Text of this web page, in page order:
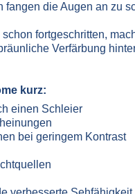
fangen die Augen an zu
schon fortgeschritten,
Verfärbung
kurz:
einen Schleier
bei geringem Kontrast